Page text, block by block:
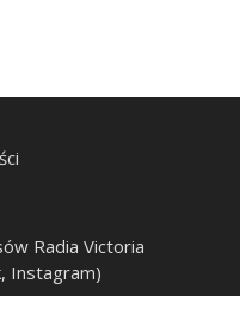
Radia Victoria
Instagram)